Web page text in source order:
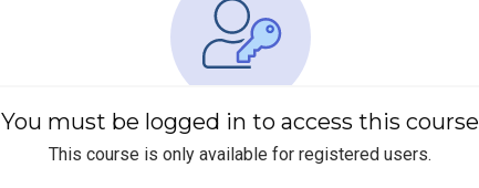
You must be logged in to access this course
This course is only available for registered users.